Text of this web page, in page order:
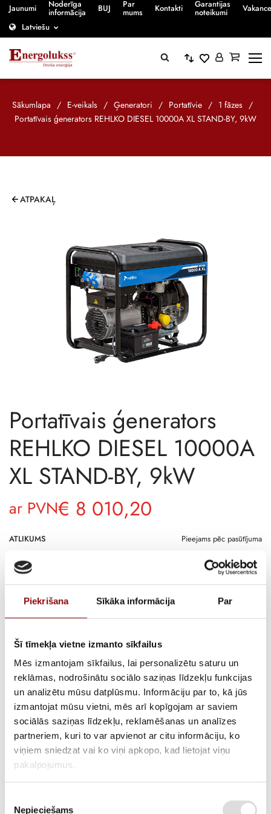
Piekrišana Sīkāka informācija Par
Šī tīmekļa vietne izmanto sīkfailus
Mēs izmantojam sīkfailus, lai personalizētu saturu un
reklāmas, nodrošinātu sociālo saziņas līdzekļu funkcijas
un analizētu mūsu datplūsmu. Informāciju par to, kā jūs
izmantojat mūsu vietni, mēs arī kopīgojam ar saviem
sociālās saziņas līdzekļu, reklamēšanas un analīzes
partneriem, kuri to var apvienot ar citu informāciju, ko
viņiem sniedzat vai ko viņi apkopo, kad lietojat viņu
pakalpojumus.
Nepieciešams
Jaunumi Noderīga
informācija BUJ Par
mums Kontakti Garantijas
noteikumi
Latviešu
Sākumlapa / E-veikals / Ģeneratori / Portatīvie / 1 fāzes /
Portatīvais ģenerators REHLKO DIESEL 10000A XL STAND-BY, 9kW
ATPAKAĻ
Portatīvais ģenerators
REHLKO DIESEL 10000A
XL STAND-BY, 9kW
€ 8 010,20
ar PVN
ATLIKUMS Pieejams pēc pasūtījuma
ARTIKULS 11136022
PIEGĀDES LAIKS, JA PRECE NAV
NOLIKTAVĀ RĪGĀ
2-6 nedēļas
Šis 1 fāzes dīzeļģenerators DIESEL 10000A XL STAND-BY ar 9kW
jaudu ir paredzēts kā uzticams rezerves elektroapgādes risinājums,
nodrošinot stabilu elektroenerģijas padevi strāvas pārrāvumu vai
autonomas darbības nepieciešamības gadījumā. Tas ir piemērots
dažādiem pielietojumiem, tostarp vietās, kur nepieciešams darbināt
pamata elektroiekārtas, apgaismojumu, apkures vai sūkņu sistēmas un
citu elektrotehniku.
Dīzeļdzinējs nodrošina ekonomisku degvielas patēriņu un stabilu
darbību ilgstošas slodzes apstākļos, padarot šo ģeneratoru par
praktisku risinājumu gan ikdienas ekspluatācijai, gan avārijas
esošajās elektroapgādes sistēmās.